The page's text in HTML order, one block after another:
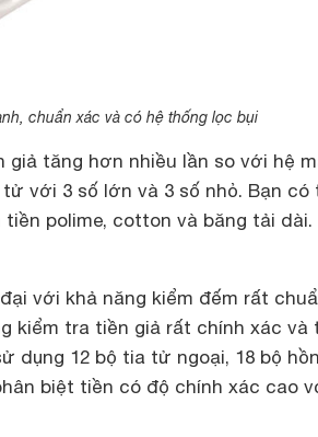
chuẩn xác và có hệ thống lọc bụi
tăng hơn nhiều lần so với hệ
với 3 số lớn và 3 số nhỏ. Bạn có
polime, cotton và băng tải dài.
với khả năng kiểm đếm rất
kiểm tra tiền giả rất chính xác và
dụng 12 bộ tia tử ngoại, 18 bộ
biệt tiền có độ chính xác cao